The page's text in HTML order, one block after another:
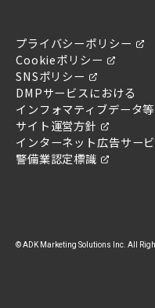
問い合わせ
プライバシーポリシー
Cookieポリシー
SNSポリシー
DMPサービスにおける
インフォマティブデータ
サイト運営方針
インターネット広告サー
警備業認定標識
© ADK Marketing Solutions Inc. All